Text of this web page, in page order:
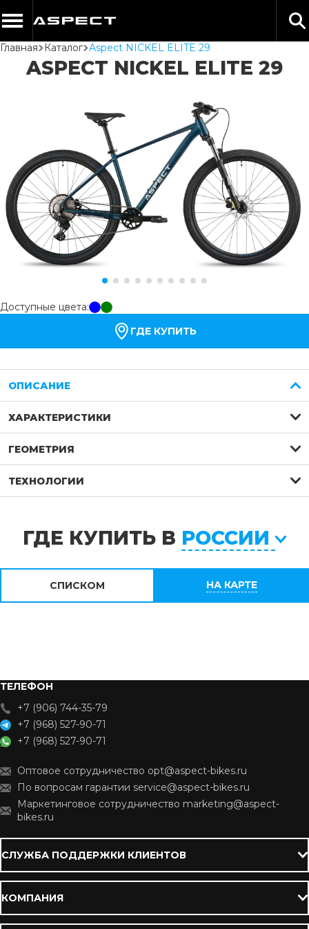
Главная Каталог Aspect NICKEL ELITE 29
ASPECT NICKEL ELITE 29
Доступные цвета:
ГДЕ КУПИТЬ
ОПИСАНИЕ
ХАРАКТЕРИСТИКИ
ГЕОМЕТРИЯ
ТЕХНОЛОГИИ
ГДЕ КУПИТЬ В РОССИИ
СПИСКОМ НА КАРТЕ
ТЕЛЕФОН
+7 (906) 744-35-79
+7 (968) 527-90-71
+7 (968) 527-90-71
Оптовое сотрудничество opt@aspect-bikes.ru
По вопросам гарантии service@aspect-bikes.ru
Маркетинговое сотрудничество marketing@aspect-
bikes.ru
СЛУЖБА ПОДДЕРЖКИ КЛИЕНТОВ
КОМПАНИЯ